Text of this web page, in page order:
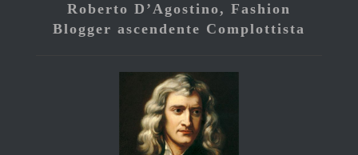
Roberto D’Agostino, Fashion
Blogger ascendente Complottista